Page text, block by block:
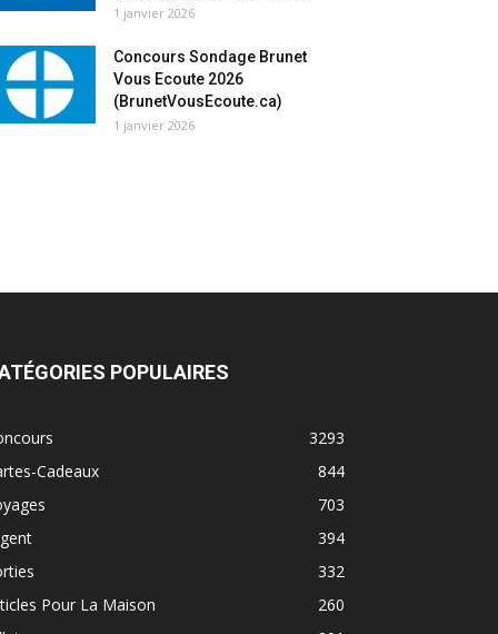
1 janvier 2026
Concours Sondage Brunet
Vous Ecoute 2026
(BrunetVousEcoute.ca)
1 janvier 2026
POPULAIRES
3293
Cadeaux
844
703
394
332
Pour La Maison
260